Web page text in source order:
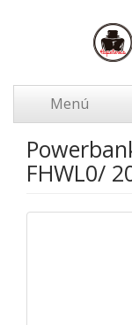
Menú
FHWL0/